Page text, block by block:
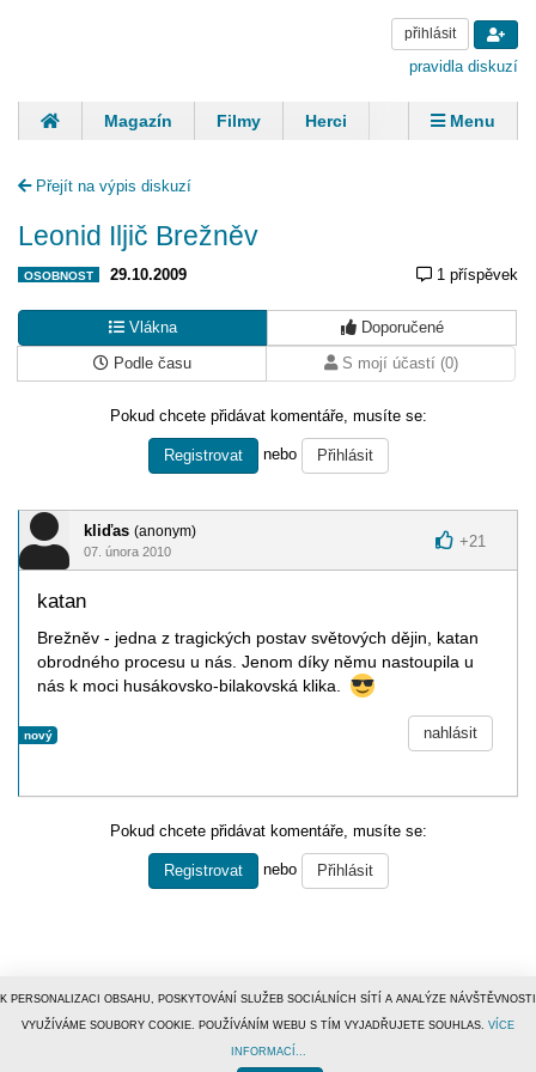
přihlásit
pravidla diskuzí
Magazín Filmy Herci
Zpěváci
Panovníci
Finančníci
Menu
Přejít na výpis diskuzí
Leonid Iljič Brežněv
OSOBNOST 29.10.2009 1 příspěvek
Vlákna
Doporučené
Podle času
S mojí účastí (0)
Pokud chcete přidávat komentáře, musíte se:
Registrovat nebo Přihlásit
kliďas (anonym)
07. února 2010
+21
katan
Brežněv - jedna z tragických postav světových dějin, katan
obrodného procesu u nás. Jenom díky němu nastoupila u
nás k moci husákovsko-bilakovská klika.
nový nahlásit
Pokud chcete přidávat komentáře, musíte se:
Registrovat nebo Přihlásit
Tiscali Media, a.s.ISSN 1801-5131
K PERSONALIZACI OBSAHU, POSKYTOVÁNÍ SLUŽEB SOCIÁLNÍCH SÍTÍ A ANALÝZE NÁVŠTĚVNOSTI
VYUŽÍVÁME SOUBORY COOKIE. POUŽÍVÁNÍM WEBU S TÍM VYJADŘUJETE SOUHLAS. VÍCE
INFORMACÍ...